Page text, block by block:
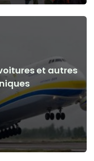
et autres
avant et après le début